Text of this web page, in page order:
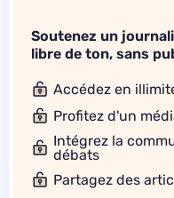
Soutenez un
libre de ton, sans
Accédez en
Profitez d'un
Intégrez la
débats
Partagez des